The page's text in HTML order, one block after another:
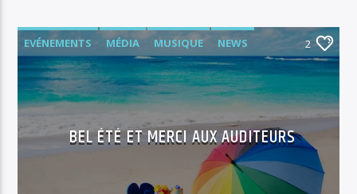
EVÉNEMENTS MÉDIA MUSIQUE
NEWS
PODCAST
RADIO RVPLUS
2
BEL ÉTÉ ET MERCI AUX AUDITEURS